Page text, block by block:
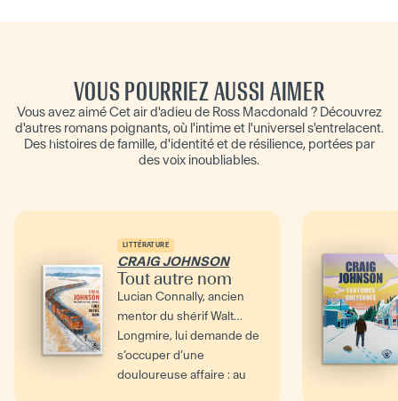
VOUS POURRIEZ AUSSI AIMER
Vous avez aimé Cet air d'adieu de Ross Macdonald ? Découvrez
d'autres romans poignants, où l'intime et l'universel s'entrelacent.
Des histoires de famille, d'identité et de résilience, portées par
des voix inoubliables.
LITTÉRATURE
CRAIG JOHNSON
Tout autre nom
Lucian Connally, ancien
mentor du shérif Walt
Longmire, lui demande de
s’occuper d’une
douloureuse affaire : au